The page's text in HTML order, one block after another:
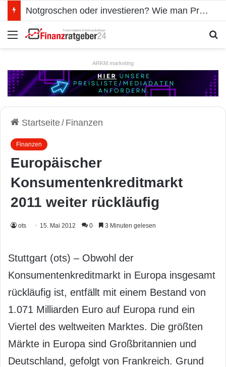
Notgroschen oder investieren? Wie man Prioritäten im eigenen Finanzplan setzt
Menü
ARKM.marketing
Startseite/ Finanzen
Finanzen
Europäischer
Konsumentenkreditmarkt
2011 weiter rückläufig
ots 15. Mai 2012 0 3 Minuten gelesen
Stuttgart (ots) – Obwohl der
Konsumentenkreditmarkt in Europa insgesamt
rückläufig ist, entfällt mit einem Bestand von
1.071 Milliarden Euro auf Europa rund ein
Viertel des weltweiten Marktes. Die größten
Märkte in Europa sind Großbritannien und
Deutschland, gefolgt von Frankreich. Grund